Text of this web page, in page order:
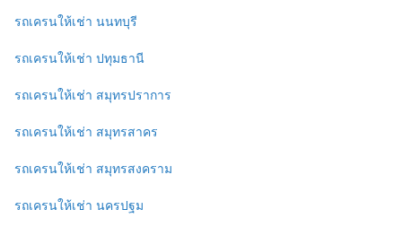
รถเครนให้เช่า นนทบุรี
รถเครนให้เช่า ปทุมธานี
รถเครนให้เช่า สมุทรปราการ
รถเครนให้เช่า สมุทรสาคร
รถเครนให้เช่า สมุทรสงคราม
รถเครนให้เช่า นครปฐม